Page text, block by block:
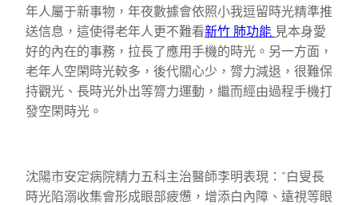
年人屬于新事物，年夜數據會依照小我逗留時光精準推
送信息，這使得老年人更不難看新竹 肺功能 見本身愛
好的內在的事務，拉長了應用手機的時光。另一方面，
老年人空閑時光較多，後代關心少，膂力減退，很難保
持觀光、長時光外出等膂力運動，繼而經由過程手機打
發空閑時光。
沈陽市安定病院精力五科主治醫師李明表現：“白叟長
時光陷溺收集會形成眼部疲憊，增添白內障、遠視等眼